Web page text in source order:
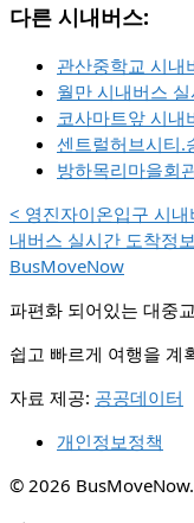
다른 시내버스:
관산중학교 시내
월만 시내버스
코사마트앞 시내
센트럴허브시티.
방하목리마을회
< 영진자이온입구 시
내버스 실시간 도착정보
BusMoveNow
파편화 되어있는 대중
쉽고 빠르게 여행을 계
자료 제공: 공공데이터
개인정보정책
© 2026